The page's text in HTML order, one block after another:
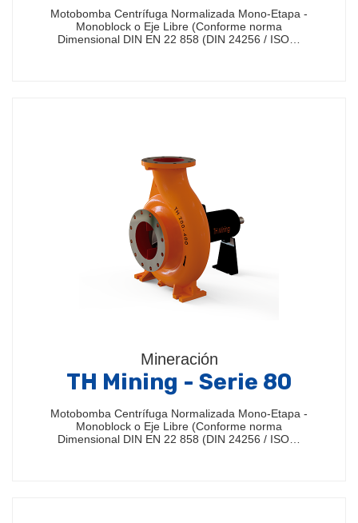
Motobomba Centrífuga Normalizada Mono-Etapa -
Monoblock o Eje Libre (Conforme norma
Dimensional DIN EN 22 858 (DIN 24256 / ISO…
Mineración
TH Mining - Serie 80
Motobomba Centrífuga Normalizada Mono-Etapa -
Monoblock o Eje Libre (Conforme norma
Dimensional DIN EN 22 858 (DIN 24256 / ISO…